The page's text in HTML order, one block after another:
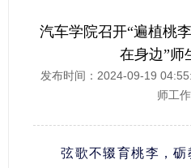
汽车学院召开“遍植桃
在身边”师
发布时间：2024-09-19
师工
弦歌不辍育桃李，